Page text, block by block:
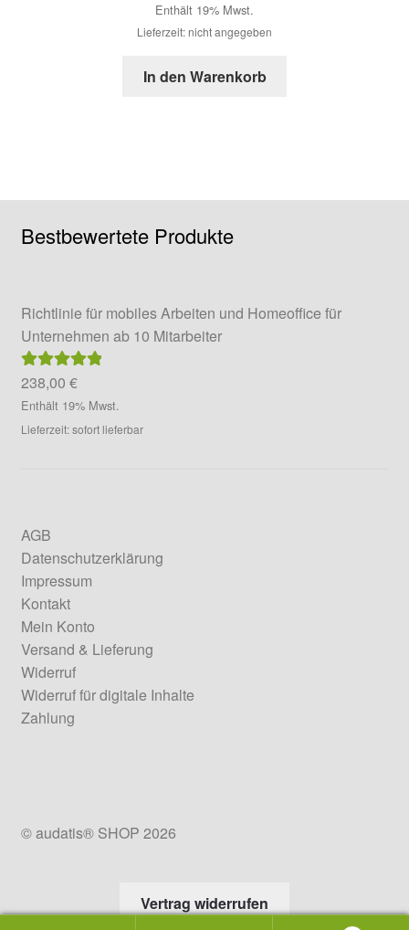
Enthält 19% Mwst.
Lieferzeit: nicht angegeben
In den Warenkorb
Bestbewertete Produkte
Richtlinie für mobiles Arbeiten und Homeoffice für
Unternehmen ab 10 Mitarbeiter
Bewertet mit
5.00von 5
238,00 €
Enthält 19% Mwst.
Lieferzeit: sofort lieferbar
AGB
Datenschutzerklärung
Impressum
Kontakt
Mein Konto
Versand & Lieferung
Widerruf
Widerruf für digitale Inhalte
Zahlung
© audatis® SHOP 2026
Vertrag widerrufen